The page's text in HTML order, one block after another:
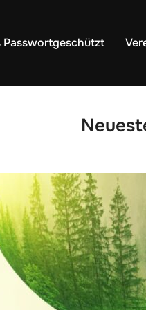
Passwortgeschützt